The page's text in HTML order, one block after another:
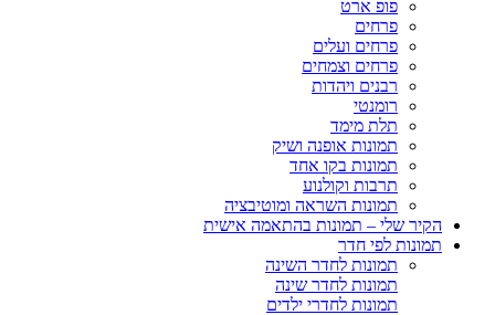
פופ ארט
פרחים
פרחים ועלים
פרחים וצמחים
רבנים ויהדות
רומנטי
תלת מימד
תמונות אופנה ושיק
תמונות בקו אחד
תרבות וקולנוע
תמונות השראה ומוטיבציה
הקיר שלי – תמונות בהתאמה אישית
תמונות לפי חדר
תמונות לחדר השינה
תמונות לחדר שינה
תמונות לחדרי ילדים